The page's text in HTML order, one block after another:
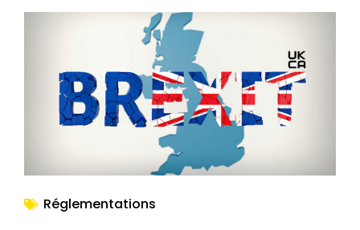
Réglementations